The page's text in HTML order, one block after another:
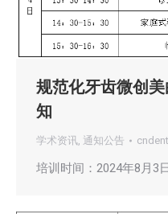
规范化牙齿微创
知
学术资讯, 通知公告 cndent
培训时间：2024年8月3